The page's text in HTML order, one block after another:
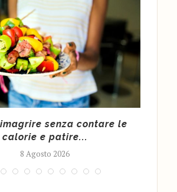
senza contare le
calorie e patire...
8 Agosto 2026